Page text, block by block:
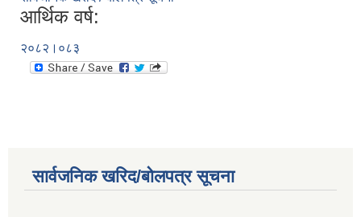
आर्थिक वर्ष:
२०८२।०८३
सार्वजनिक खरिद/बोलपत्र सूचना